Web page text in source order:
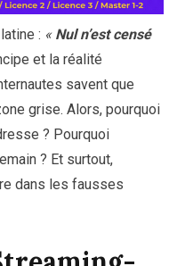
: « Nul n’est censé
et la réalité
savent que
grise. Alors, pourquoi
? Pourquoi
? Et surtout,
dans les fausses